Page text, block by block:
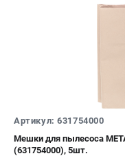
Артикул: 631754000
Мешки для пылесоса
(631754000), 5шт.